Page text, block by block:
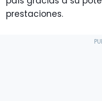
prestaciones.